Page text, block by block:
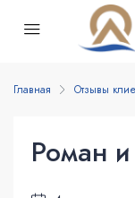
Главная Отзывы
Роман